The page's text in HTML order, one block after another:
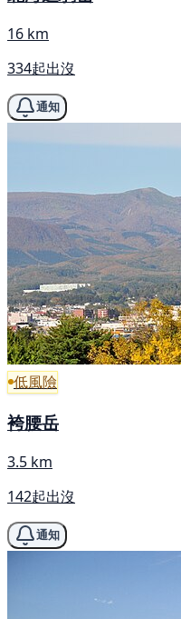
16 km
334起出沒
通知
低風險
袴腰岳
3.5 km
142起出沒
通知